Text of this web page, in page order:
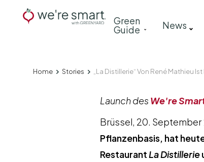
Main
navigation
Green
Guide News
Breadcrumb
Home Stories „La Distillerie“ Von René Mathieu
Launch des We're
Brüssel, 20. September
Pflanzenbasis, hat
Restaurant La Distillerie